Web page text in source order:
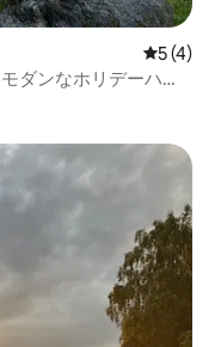
レビュー
5 (4)
ダンなホリデーハウ